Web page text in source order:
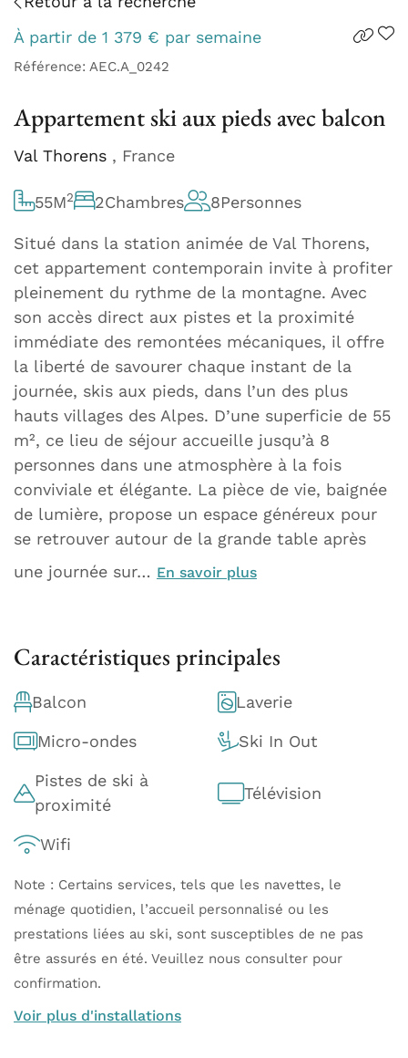
À partir de 1 379 € par semaine
Référence: AEC.A_0242
Appartement ski aux pieds avec balcon
Val Thorens , France
55M2 2Chambres 8Personnes
Situé dans la station animée de Val Thorens,
cet appartement contemporain invite à profiter
pleinement du rythme de la montagne. Avec
son accès direct aux pistes et la proximité
immédiate des remontées mécaniques, il offre
la liberté de savourer chaque instant de la
journée, skis aux pieds, dans l’un des plus
hauts villages des Alpes. D’une superficie de 55
m², ce lieu de séjour accueille jusqu’à 8
personnes dans une atmosphère à la fois
conviviale et élégante. La pièce de vie, baignée
de lumière, propose un espace généreux pour
se retrouver autour de la grande table après
une journée sur… En savoir plus
Caractéristiques principales
Balcon Laverie
Micro-ondes Ski In Out
Pistes de ski à
proximité
Télévision
Wifi
Note : Certains services, tels que les navettes, le
ménage quotidien, l’accueil personnalisé ou les
prestations liées au ski, sont susceptibles de ne pas
être assurés en été. Veuillez nous consulter pour
confirmation.
Voir plus d'installations